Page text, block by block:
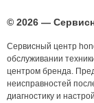
© 2026 —
Сервисный центр
обслуживании
центром бренда.
неисправностей
диагностику и